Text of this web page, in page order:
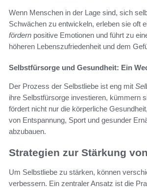
Wenn Menschen in der Lage sind, sich
Schwächen zu entwickeln, erleben sie oft
fördern positive Emotionen und führt zu
höheren Lebenszufriedenheit und dem
Selbstfürsorge und Gesundheit: Ein
Der Prozess der Selbstliebe ist eng mit
ihre Selbstfürsorge investieren, kümmern
fördert nicht nur die körperliche
von Entspannung, Sport und gesunder
abzubauen.
Strategien zur Stärkung
Um Selbstliebe zu stärken, können
verbessern. Ein zentraler Ansatz ist die